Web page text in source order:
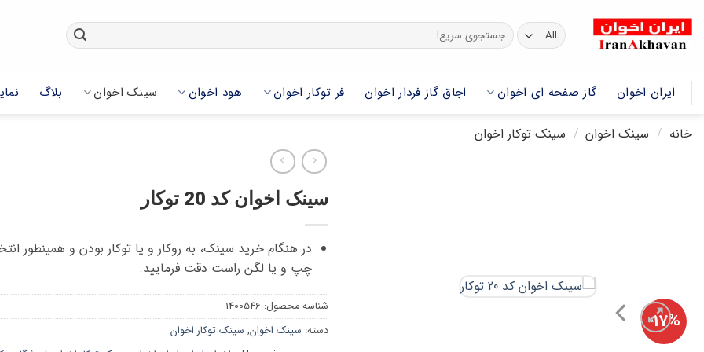
content
جستجو
برای:
ایران اخوان گاز صفحه ای اخوان اجاق گاز فردار اخوان فر توکار اخوان هود اخوان سینک اخوان بلاگ
خانه / سینک اخوان / سینک توکار اخوان
17%-
سینک اخوان کد 20 توکار
در هنگام خرید سینک، به روکار و یا توکار بودن و همینطور
چپ و یا لگن راست دقت فرمایید.
شناسه محصول: 1400546
دسته: سینک اخوان, سینک توکار اخوان